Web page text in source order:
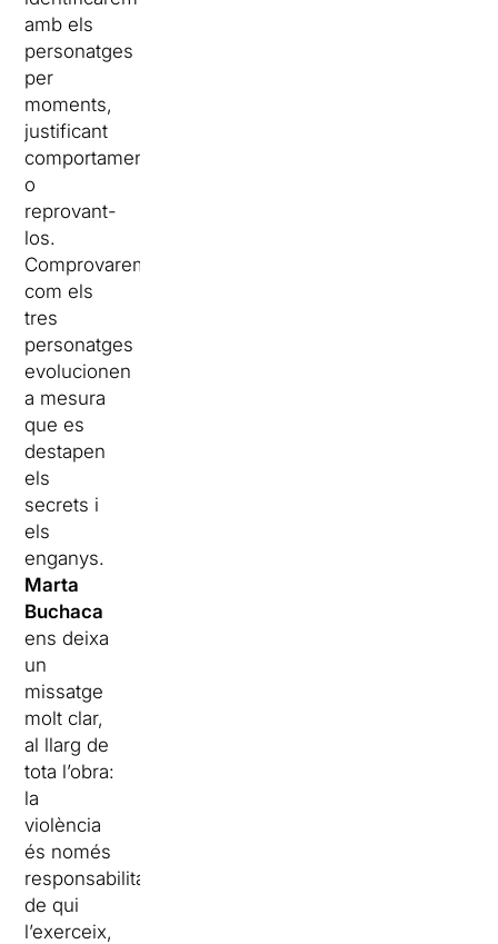
amb els
personatges
per
moments,
justificant
comportaments
o
reprovant-
los.
Comprovarem
com els
tres
personatges
evolucionen
a mesura
que es
destapen
els
secrets i
els
enganys.
Marta
Buchaca
ens deixa
un
missatge
molt clar,
al llarg de
tota l’obra:
la
violència
és només
responsabilitat
de qui
l’exerceix,